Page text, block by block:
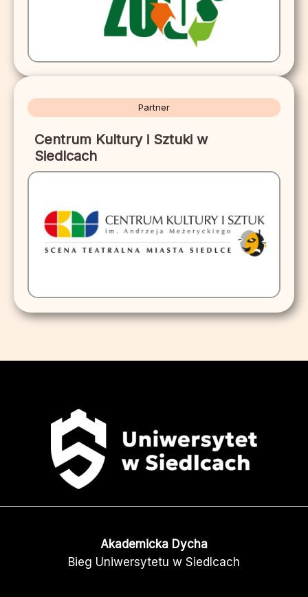
Partner
Centrum Kultury i Sztuki w
Siedlcach
Akademicka Dycha
Bieg Uniwersytetu w Siedlcach